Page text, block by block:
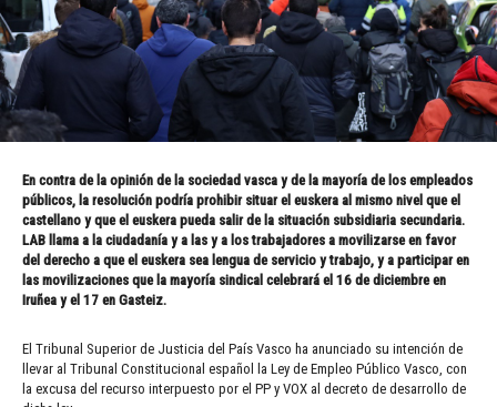
En contra de la opinión de la sociedad vasca y de la mayoría de los empleados
públicos, la resolución podría prohibir situar el euskera al mismo nivel que el
castellano y que el euskera pueda salir de la situación subsidiaria secundaria.
LAB llama a la ciudadanía y a las y a los trabajadores a movilizarse en favor
del derecho a que el euskera sea lengua de servicio y trabajo, y a participar en
las movilizaciones que la mayoría sindical celebrará el 16 de diciembre en
Iruñea y el 17 en Gasteiz.
El Tribunal Superior de Justicia del País Vasco ha anunciado su intención de
llevar al Tribunal Constitucional español la Ley de Empleo Público Vasco, con
la excusa del recurso interpuesto por el PP y VOX al decreto de desarrollo de